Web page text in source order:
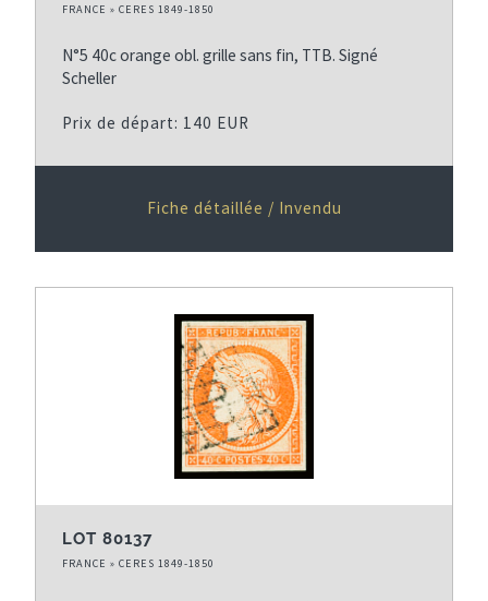
FRANCE » CERES 1849-1850
N°5 40c orange obl. grille sans fin, TTB. Signé
Scheller
Prix de départ: 140 EUR
Fiche détaillée / Invendu
LOT 80137
FRANCE » CERES 1849-1850